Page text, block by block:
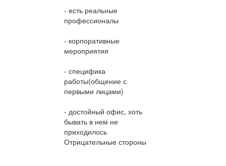
- есть реальные
профессионалы
- корпоративные
мероприятия
- специфика
работы(общение с
первыми лицами)
- достойный офис, хоть
бывать в нем не
приходилось
Отрицательные стороны